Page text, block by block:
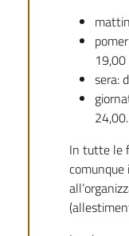
19,00
sera:
24,00.
In tutte le